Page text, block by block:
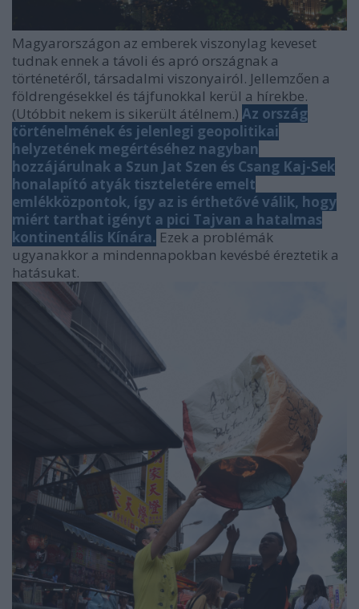
Magyarországon az emberek viszonylag keveset
tudnak ennek a távoli és apró országnak a
történetéről, társadalmi viszonyairól. Jellemzően a
földrengésekkel és tájfunokkal kerül a hírekbe.
(Utóbbit nekem is sikerült átélnem.) Az ország
történelmének és jelenlegi geopolitikai
helyzetének megértéséhez nagyban
hozzájárulnak a Szun Jat Szen és Csang Kaj-Sek
honalapító atyák tiszteletére emelt
emlékközpontok, így az is érthetővé válik, hogy
miért tarthat igényt a pici Tajvan a hatalmas
kontinentális Kínára. Ezek a problémák
ugyanakkor a mindennapokban kevésbé éreztetik a
hatásukat.